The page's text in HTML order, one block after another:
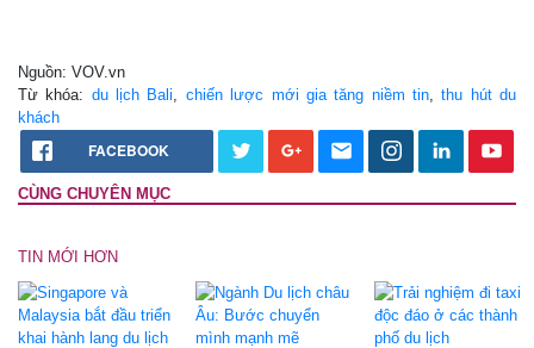
Nguồn: VOV.vn
Từ khóa: du lịch Bali, chiến lược mới gia tăng niềm tin,thu hút du
khách
FACEBOOK
CÙNG CHUYÊN MỤC
TIN MỚI HƠN